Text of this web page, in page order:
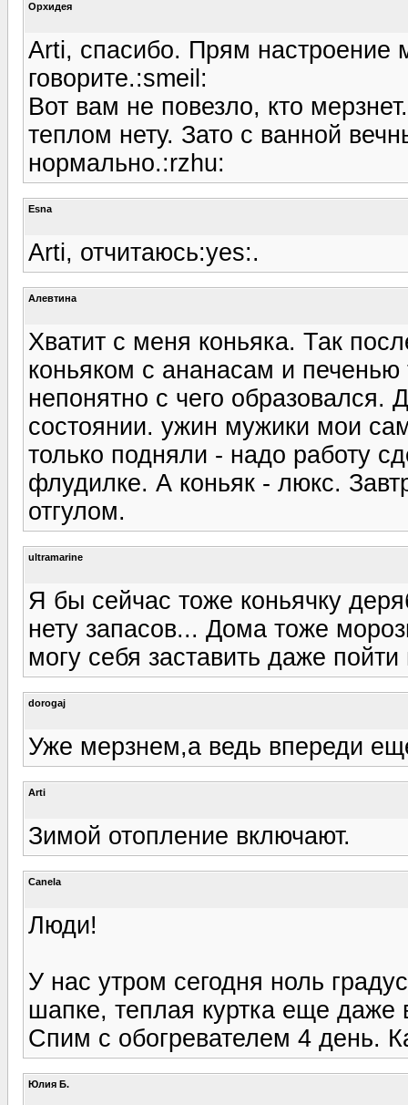
Орхидея
Arti, спасибо. Прям настроение
говорите.:smeil:
Вот вам не повезло, кто
теплом нету. Зато с ванной
нормально.:rzhu:
Esna
Arti, отчитаюсь:yes:.
Алевтина
Хватит с меня коньяка. Так
коньяком с ананасам и
непонятно с чего
состоянии. ужин мужики мои
только подняли - надо работу
флудилке. А коньяк - люкс.
отгулом.
ultramarine
Я бы сейчас тоже коньячку
нету запасов... Дома тоже
могу себя заставить даже
dorogaj
Уже мерзнем,а ведь впереди
Arti
Зимой отопление включают.
Canela
Люди!
У нас утром сегодня ноль
шапке, теплая куртка еще
Спим с обогревателем 4 день.
Юлия Б.